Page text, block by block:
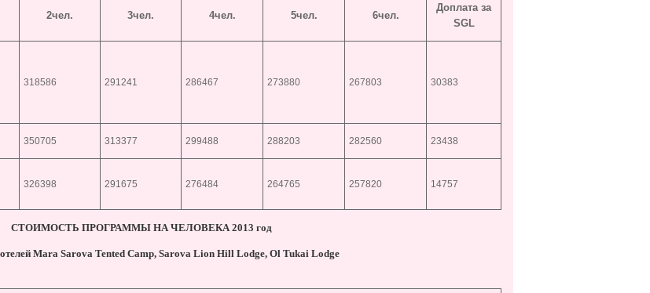
2чел. 3чел. 4чел. 5чел. 6чел.
Доплата за
SGL
318586 291241 286467 273880 267803 30383
350705 313377 299488 288203 282560 23438
326398 291675 276484 264765 257820 14757
СТОИМОСТЬ ПРОГРАММЫ НА ЧЕЛОВЕКА 2013 год
отелей Mara Sarova Tented Camp, Sarova Lion Hill Lodge, Ol Tukai Lodge